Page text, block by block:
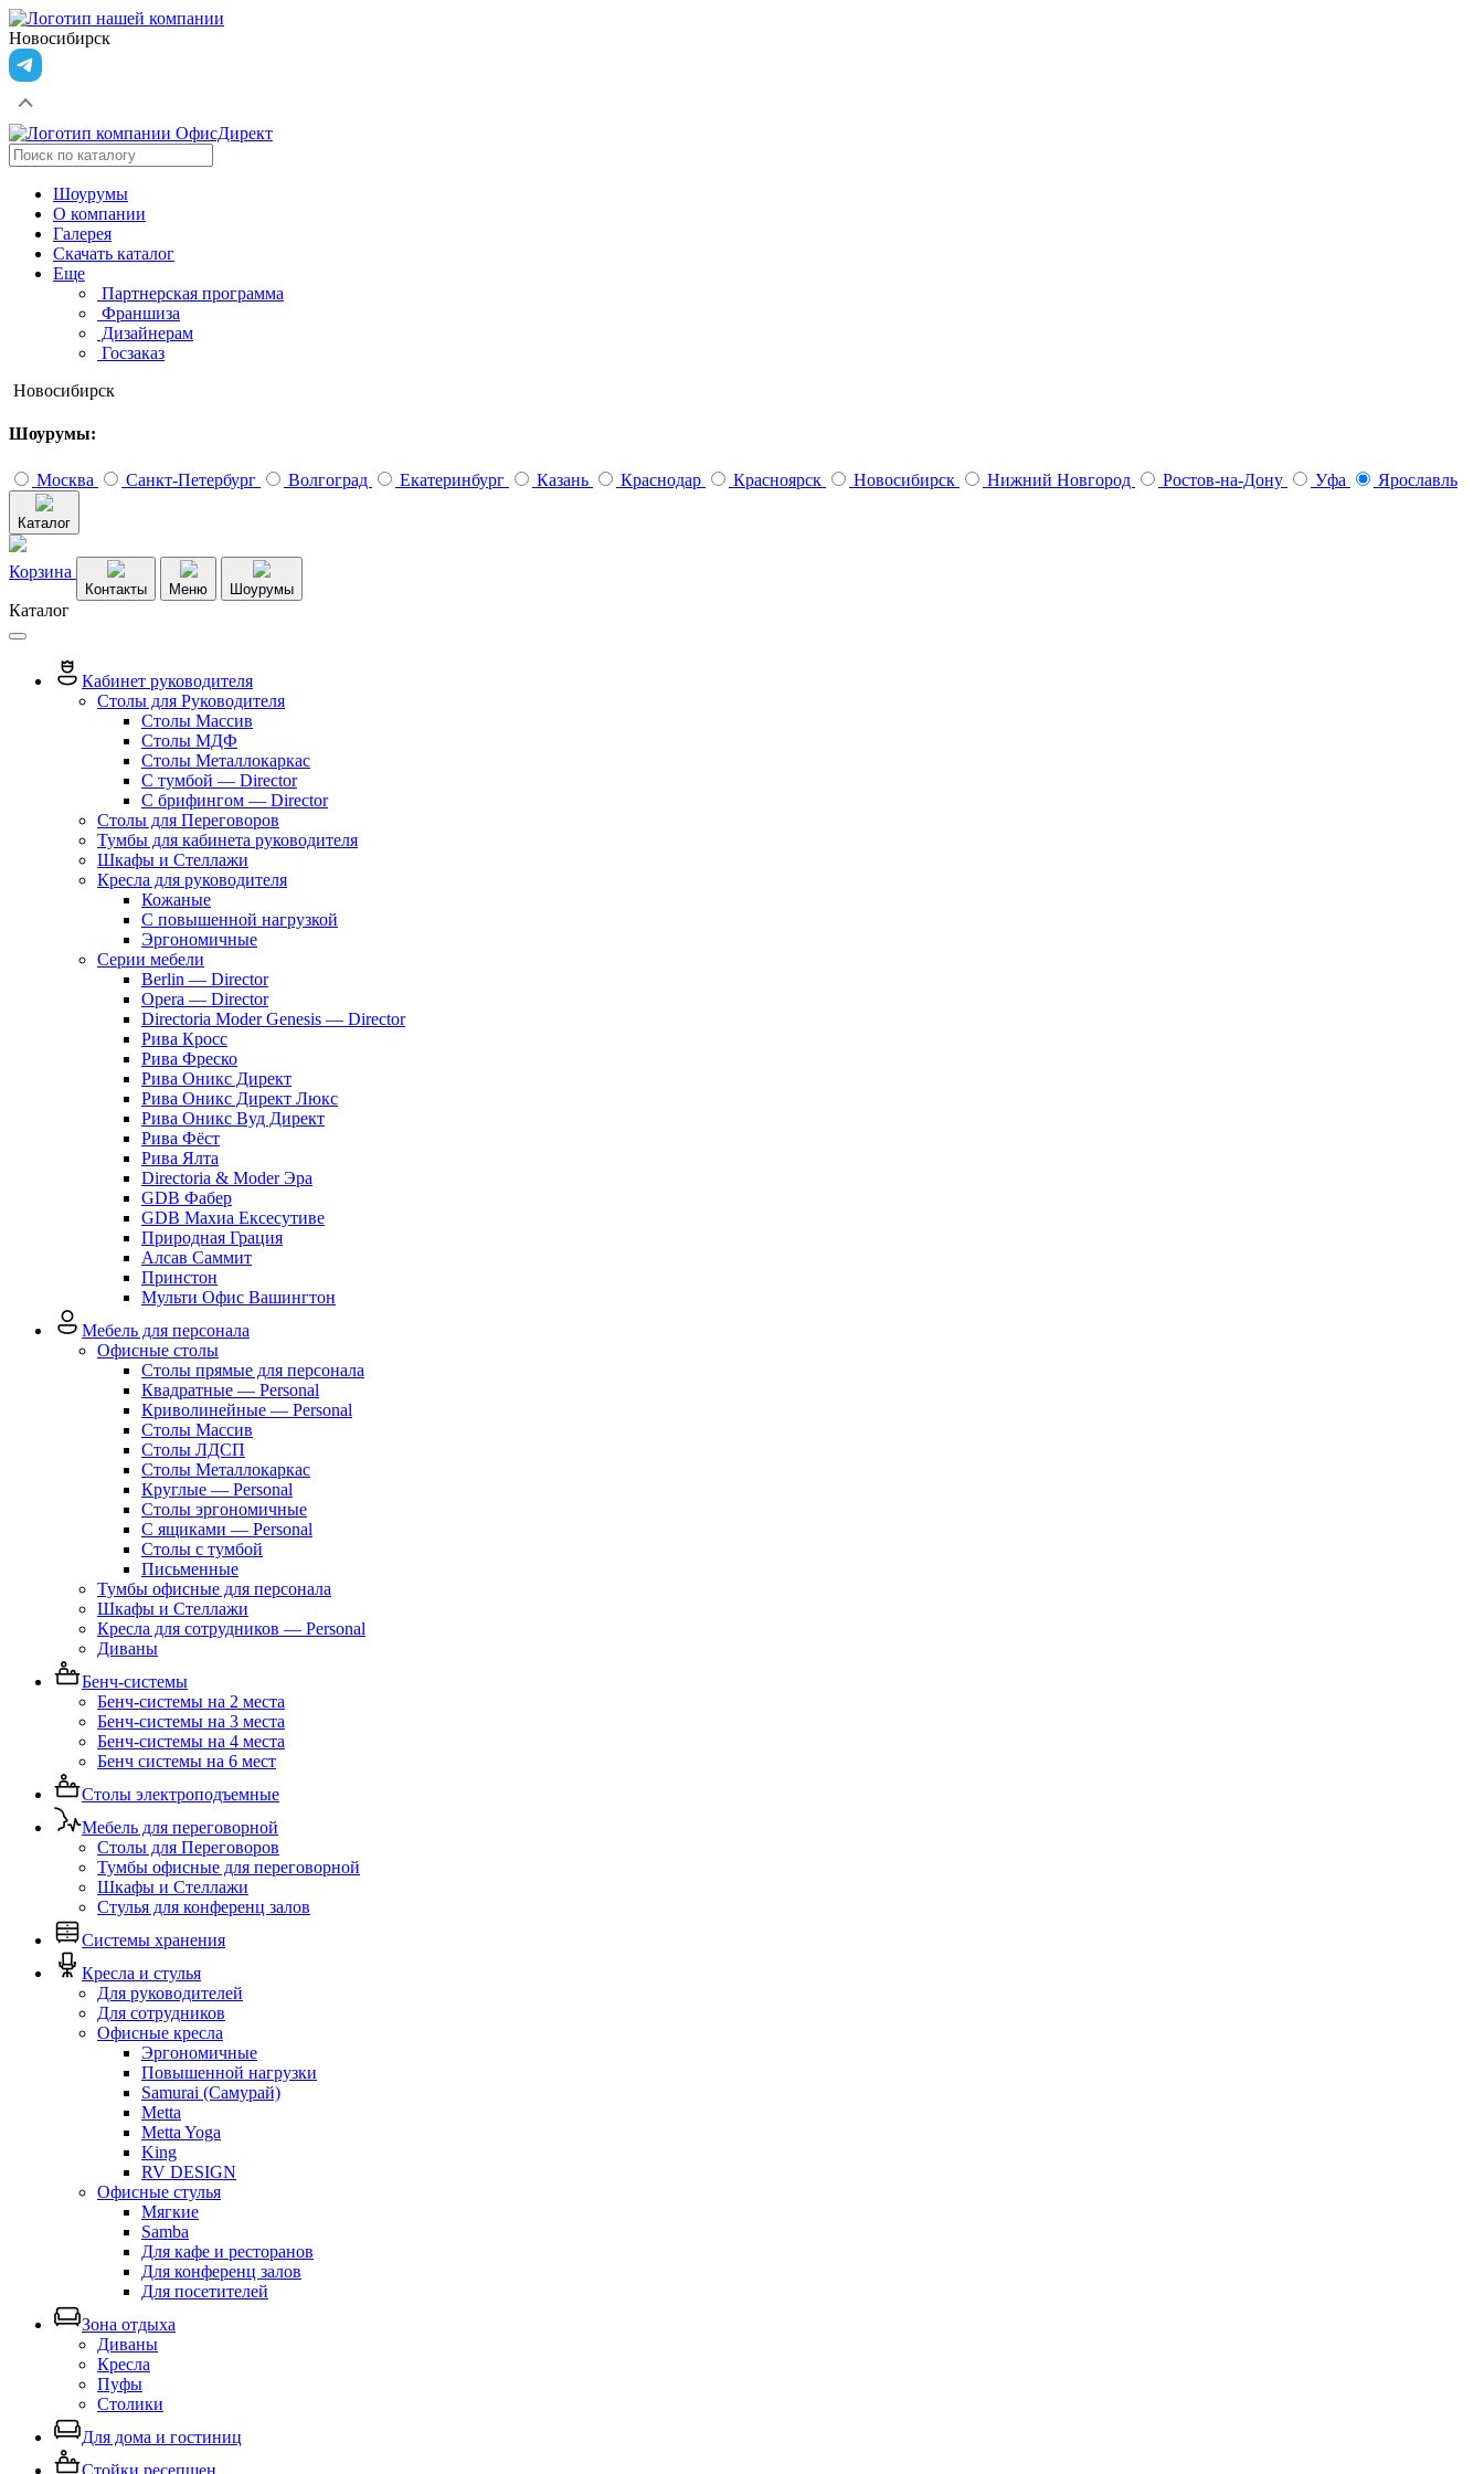
Новосибирск
Шоурумы
О компании
Галерея
Скачать каталог
Еще
Партнерская программа
Франшиза
Дизайнерам
Госзаказ
Новосибирск
Шоурумы:
Москва Санкт-Петербург Волгоград Екатеринбург Казань Краснодар Красноярск Новосибирск Нижний Новгород Ростов-на-Дону Уфа Ярославль
Каталог
Корзина
Контакты Меню Шоурумы
Каталог
Кабинет руководителя
Столы для Руководителя
Столы Массив
Столы МДФ
Столы Металлокаркас
С тумбой — Director
C брифингом — Director
Столы для Переговоров
Тумбы для кабинета руководителя
Шкафы и Стеллажи
Кресла для руководителя
Кожаные
С повышенной нагрузкой
Эргономичные
Серии мебели
Berlin — Director
Opera — Director
Directoria Moder Genesis — Director
Рива Кросс
Рива Фреско
Рива Оникс Директ
Рива Оникс Директ Люкс
Рива Оникс Вуд Директ
Рива Фёст
Рива Ялта
Directoria & Moder Эра
GDB Фабер
GDB Махиа Ексесутиве
Природная Грация
Алсав Саммит
Принстон
Мульти Офис Вашингтон
Мебель для персонала
Офисные столы
Столы прямые для персонала
Квадратные — Personal
Криволинейные — Personal
Столы Массив
Столы ЛДСП
Столы Металлокаркас
Круглые — Personal
Столы эргономичные
С ящиками — Personal
Столы с тумбой
Письменные
Тумбы офисные для персонала
Шкафы и Стеллажи
Кресла для сотрудников — Personal
Диваны
Бенч-системы
Бенч-системы на 2 места
Бенч-системы на 3 места
Бенч-системы на 4 места
Бенч системы на 6 мест
Столы электроподъемные
Мебель для переговорной
Столы для Переговоров
Тумбы офисные для переговорной
Шкафы и Стеллажи
Стулья для конференц залов
Системы хранения
Кресла и стулья
Для руководителей
Для сотрудников
Офисные кресла
Эргономичные
Повышенной нагрузки
Samurai (Самурай)
Metta
Metta Yoga
King
RV DESIGN
Офисные стулья
Мягкие
Samba
Для кафе и ресторанов
Для конференц залов
Для посетителей
Зона отдыха
Диваны
Кресла
Пуфы
Столики
Для дома и гостиниц
Стойки ресепшен